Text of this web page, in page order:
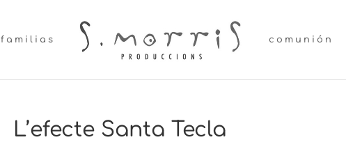
familias comunión
L’efecte Santa Tecla